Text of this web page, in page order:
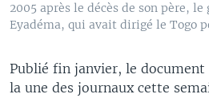
2005 après le décès de son père, le
Eyadéma, qui avait dirigé le Togo
Publié fin janvier, le document
la une des journaux cette